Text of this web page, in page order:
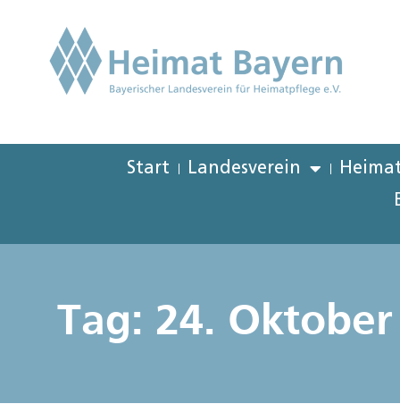
Start Landesverein
Tag: 24. Oktober